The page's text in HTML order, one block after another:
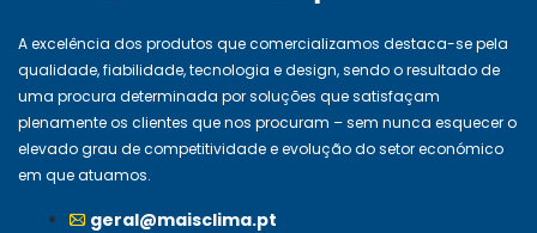
A excelência dos produtos que comercializamos destaca-se pela
qualidade, fiabilidade, tecnologia e design, sendo o resultado de
uma procura determinada por soluções que satisfaçam
plenamente os clientes que nos procuram – sem nunca esquecer o
elevado grau de competitividade e evolução do setor económico
em que atuamos.
geral@maisclima.pt